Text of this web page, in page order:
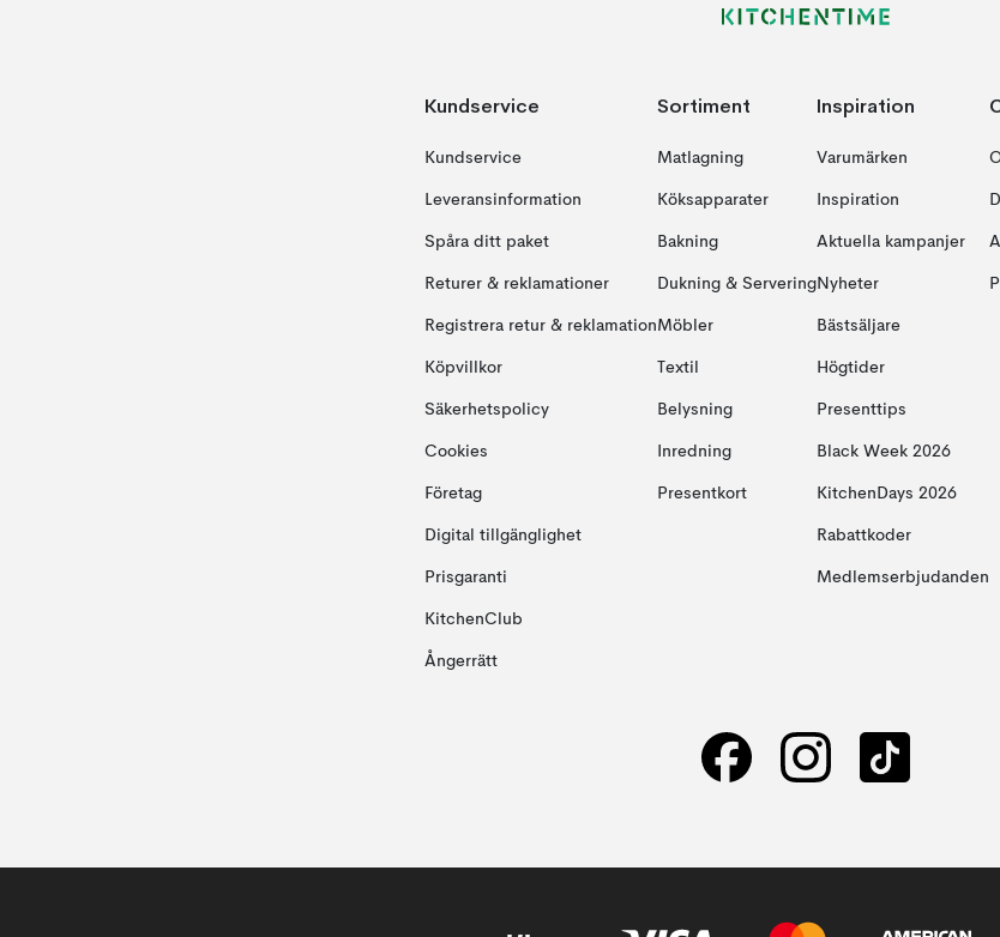
Kundservice
Kundservice
Leveransinformation
Spåra ditt paket
Returer & reklamationer
Registrera retur & reklamation
Köpvillkor
Säkerhetspolicy
Cookies
Företag
Digital tillgänglighet
Prisgaranti
KitchenClub
Ångerrätt
Sortiment
Matlagning
Köksapparater
Bakning
Dukning & Servering
Möbler
Textil
Belysning
Inredning
Presentkort
Inspiration
Varumärken
Inspiration
Aktuella kampanjer
Nyheter
Bästsäljare
Högtider
Presenttips
Black Week 2026
KitchenDays 2026
Rabattkoder
Medlemserbjudanden